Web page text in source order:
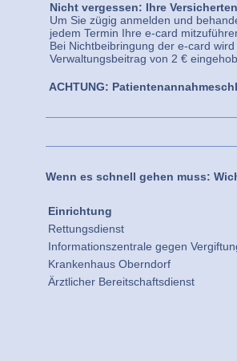
Nicht vergessen: Ihre
Um Sie zügig anmelden und
jedem Termin Ihre e-card
Bei Nichtbeibringung der e-card
Verwaltungsbeitrag von 2 €
ACHTUNG:
Wenn es schnell gehen muss:
Einrichtung
Rettungsdienst
Informationszentrale gegen
Krankenhaus Oberndorf
Ärztlicher Bereitschaftsdienst